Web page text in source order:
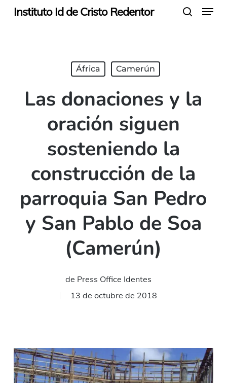
SkipInstituto Id de Cristo Redentor Menu
África Camerún
Las donaciones y la
oración siguen
sosteniendo la
construcción de la
parroquia San Pedro
y San Pablo de Soa
(Camerún)
de Press Office Identes
13 de octubre de 2018